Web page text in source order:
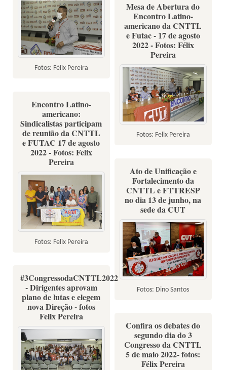
Fotos: Félix Pereira
Mesa de Abertura do
Encontro Latino-
americano da CNTTL
e Futac - 17 de agosto
2022 - Fotos: Félix
Pereira
Fotos: Felix Pereira
Encontro Latino-
americano:
Sindicalistas participam
de reunião da CNTTL
e FUTAC 17 de agosto
2022 - Fotos: Felix
Pereira
Fotos: Felix Pereira
Ato de Unificação e
Fortalecimento da
CNTTL e FTTRESP
no dia 13 de junho, na
sede da CUT
Fotos: Dino Santos
#3CongressodaCNTTL2022
- Dirigentes aprovam
plano de lutas e elegem
nova Direção - fotos
Felix Pereira
Confira os debates do
segundo dia do 3
Congresso da CNTTL
5 de maio 2022- fotos:
Félix Pereira